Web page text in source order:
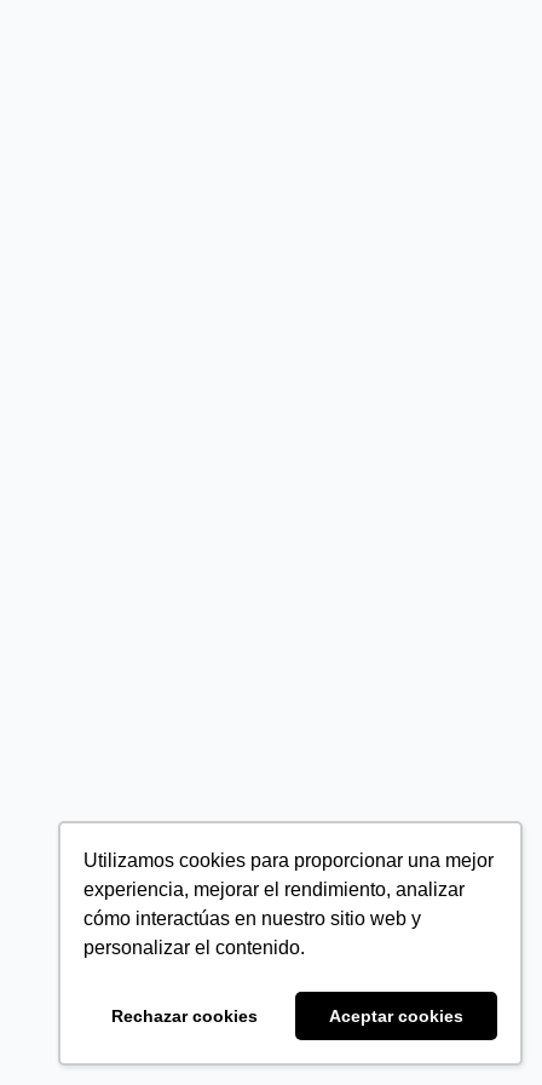
Utilizamos cookies para proporcionar una mejor
experiencia, mejorar el rendimiento, analizar
cómo interactúas en nuestro sitio web y
personalizar el contenido.
Rechazar cookies Aceptar cookies